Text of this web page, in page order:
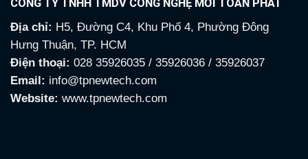
CÔNG TY TNHH TMDV CÔNG NGHỆ MỚI TOÀN PHÁT
Địa chỉ: H5, Đường C4, Khu Phố 4, Phường Đông
Hưng Thuận, TP. HCM
Điện thoại: 028 35926035 / 35926036 / 35926037
Email: info@tpnewtech.com
Website: www.tpnewtech.com